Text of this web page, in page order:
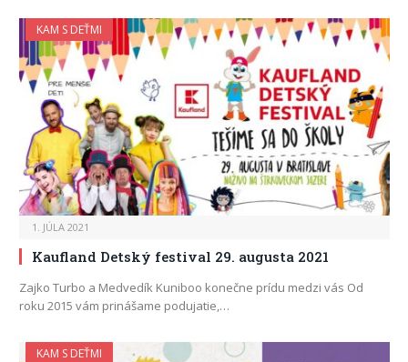
KAM S DEŤMI
1. JÚLA 2021
Kaufland Detský festival 29. augusta 2021
Zajko Turbo a Medvedík Kuniboo konečne prídu medzi vás Od
roku 2015 vám prinášame podujatie,…
KAM S DEŤMI